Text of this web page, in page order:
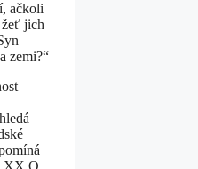
ačkoli
jich
zemi?“